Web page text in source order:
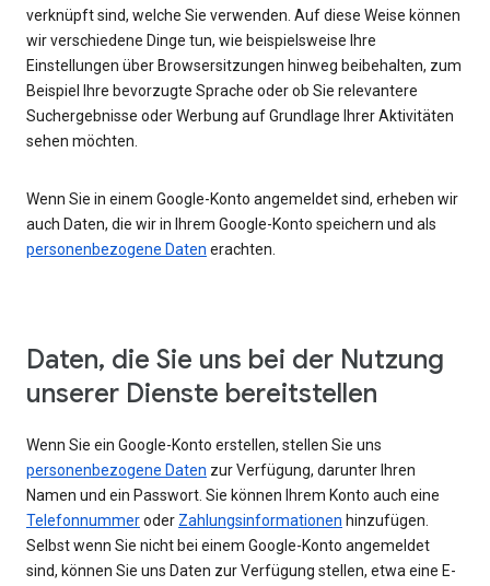
verknüpft sind, welche Sie verwenden. Auf diese Weise können
wir verschiedene Dinge tun, wie beispielsweise Ihre
Einstellungen über Browsersitzungen hinweg beibehalten, zum
Beispiel Ihre bevorzugte Sprache oder ob Sie relevantere
Suchergebnisse oder Werbung auf Grundlage Ihrer Aktivitäten
sehen möchten.
Wenn Sie in einem Google-Konto angemeldet sind, erheben wir
auch Daten, die wir in Ihrem Google-Konto speichern und als
personenbezogene Daten erachten.
Daten, die Sie uns bei der Nutzung
unserer Dienste bereitstellen
Wenn Sie ein Google-Konto erstellen, stellen Sie uns
personenbezogene Daten zur Verfügung, darunter Ihren
Namen und ein Passwort. Sie können Ihrem Konto auch eine
Telefonnummeroder Zahlungsinformationen hinzufügen.
Selbst wenn Sie nicht bei einem Google-Konto angemeldet
sind, können Sie uns Daten zur Verfügung stellen, etwa eine E-